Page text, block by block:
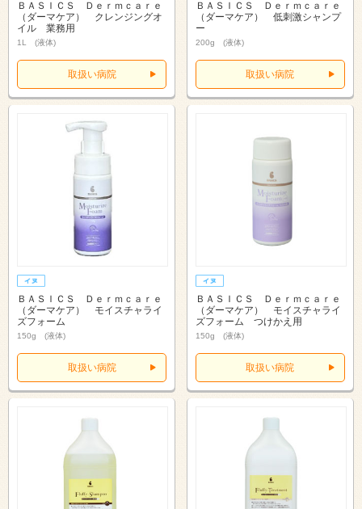
ＢＡＳＩＣＳ Ｄｅｒｍｃａｒｅ
（ダーマケア） クレンジングオ
イル 業務用
1L (液体)
取扱い病院
ＢＡＳＩＣＳ Ｄｅｒｍｃａｒｅ
（ダーマケア） 低刺激シャンプ
ー
200g (液体)
取扱い病院
ＢＡＳＩＣＳ Ｄｅｒｍｃａｒｅ
（ダーマケア） モイスチャライ
ズフォーム
150g (液体)
取扱い病院
ＢＡＳＩＣＳ Ｄｅｒｍｃａｒｅ
（ダーマケア） モイスチャライ
ズフォーム つけかえ用
150g (液体)
取扱い病院